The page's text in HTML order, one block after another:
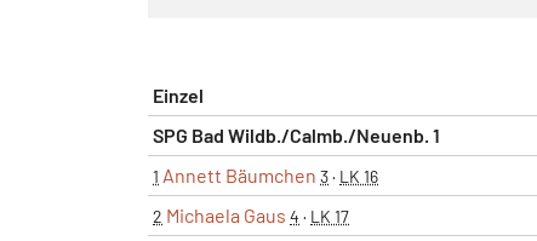
Einzel
SPG Bad Wildb./Calmb./Neuenb. 1
1 Annett Bäumchen 3· LK 16
2 Michaela Gaus 4 · LK 17